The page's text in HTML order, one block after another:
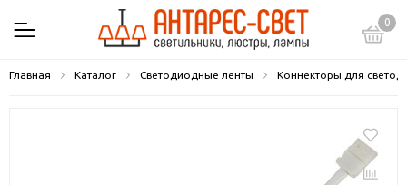
0
Главная Каталог Светодиодные ленты Коннекторы для